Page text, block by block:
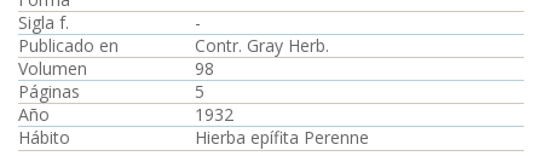
Sigla f.
-
Publicado en
Contr. Gray Herb.
Volumen
98
Páginas
5
Año
1932
Hábito
Hierba epífita Perenne